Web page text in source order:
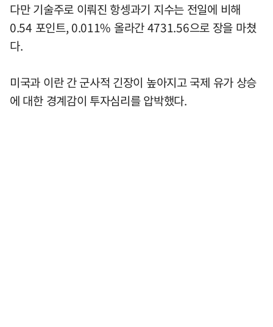
다만 기술주로 이뤄진 항셍과기 지수는 전일에 비해
0.54 포인트, 0.011% 올라간 4731.56으로 장을 마쳤
다.
미국과 이란 간 군사적 긴장이 높아지고 국제 유가 상승
에 대한 경계감이 투자심리를 압박했다.